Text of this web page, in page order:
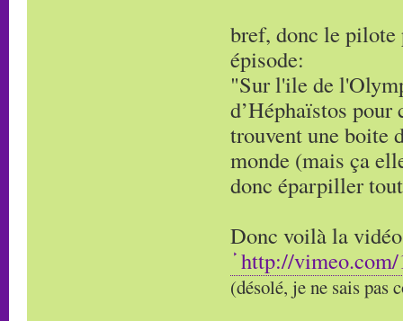
bref, donc le pilote
épisode:
"Sur l'ile de
d’Héphaïstos pour
trouvent une boite
monde (mais ça
donc éparpiller
Donc voilà la
http://vimeo.com/
(désolé, je ne sais pas